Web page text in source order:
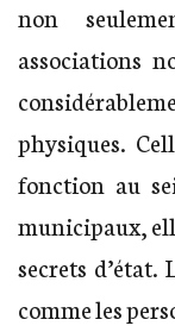
non
associations
physiques.
fonction au
municipaux,
secrets d’état.
comme les